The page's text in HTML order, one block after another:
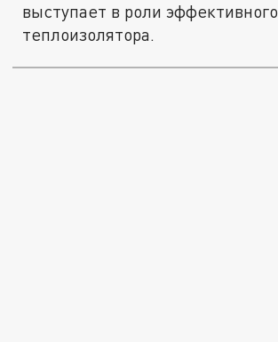
выступает в роли эффективного
теплоизолятора.